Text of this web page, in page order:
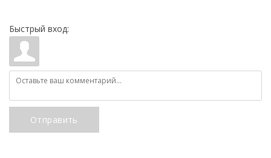
Быстрый вход:
Отправить